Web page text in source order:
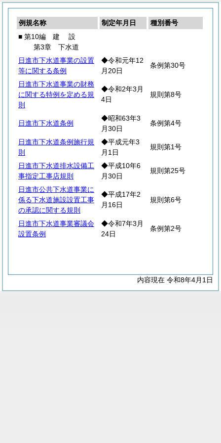
例規名称 制定年月日
種別番号
■ 第10編 建 設
第3章 下水道
日進市下水道事業の設置
等に関する条例
◆令和元年12
月20日
条例第30号
日進市下水道事業の財務
に関する特例を定める規
則
◆令和2年3月
4日
規則第8号
日進市下水道条例
◆昭和63年3
月30日
条例第4号
日進市下水道条例施行規
則
◆平成元年3
月1日
規則第1号
日進市下水道排水設備工
事指定工事店規則
◆平成10年6
月30日
規則第25号
日進市公共下水道事業に
係る下水道施設設置工事
の承認に関する規則
◆平成17年2
月16日
規則第6号
日進市下水道事業審議会
設置条例
◆令和7年3月
24日
条例第2号
内容現在 令和8年4月1日